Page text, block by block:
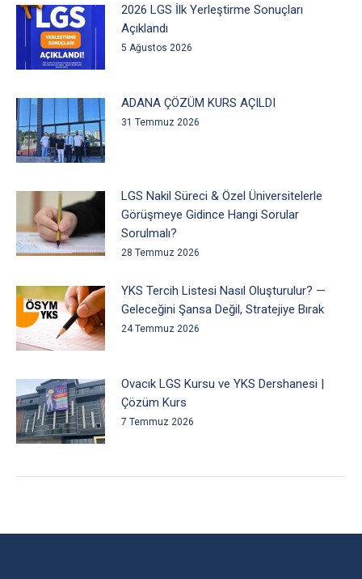
2026 LGS İlk Yerleştirme Sonuçları
Açıklandı
5 Ağustos 2026
ADANA ÇÖZÜM KURS AÇILDI
31 Temmuz 2026
LGS Nakil Süreci & Özel Üniversitelerle
Görüşmeye Gidince Hangi Sorular
Sorulmalı?
28 Temmuz 2026
YKS Tercih Listesi Nasıl Oluşturulur? —
Geleceğini Şansa Değil, Stratejiye Bırak
24 Temmuz 2026
Ovacık LGS Kursu ve YKS Dershanesi |
Çözüm Kurs
7 Temmuz 2026